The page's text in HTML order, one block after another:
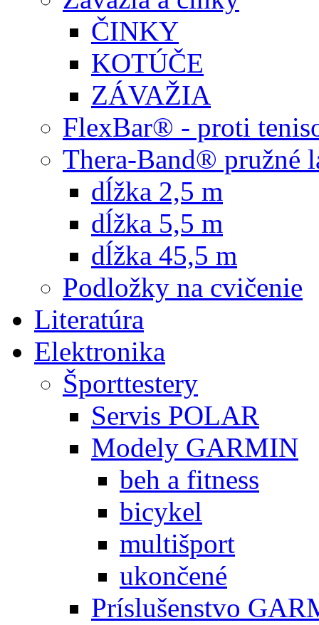
ČINKY
KOTÚČE
ZÁVAŽIA
FlexBar® - proti
Thera-Band® pružné
dĺžka 2,5 m
dĺžka 5,5 m
dĺžka 45,5 m
Podložky na cvičenie
Literatúra
Elektronika
Športtestery
Servis POLAR
Modely GARMIN
beh a fitness
bicykel
multišport
ukončené
Príslušenstvo